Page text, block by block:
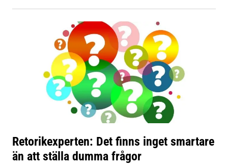
Retorikexperten: Det finns inget smartare
än att ställa dumma frågor